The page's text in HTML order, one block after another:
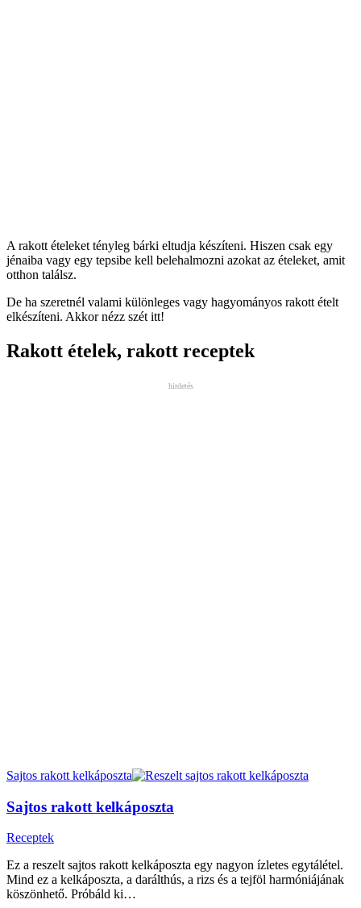
A rakott ételeket tényleg bárki eltudja készíteni. Hiszen csak egy
jénaiba vagy egy tepsibe kell belehalmozni azokat az ételeket, amit
otthon találsz.
De ha szeretnél valami különleges vagy hagyományos rakott ételt
elkészíteni. Akkor nézz szét itt!
Rakott ételek, rakott receptek
hirdetés
Sajtos rakott kelkáposzta
Sajtos rakott kelkáposzta
Receptek
Ez a reszelt sajtos rakott kelkáposzta egy nagyon ízletes egytálétel.
Mind ez a kelkáposzta, a darálthús, a rizs és a tejföl harmóniájának
köszönhető. Próbáld ki…